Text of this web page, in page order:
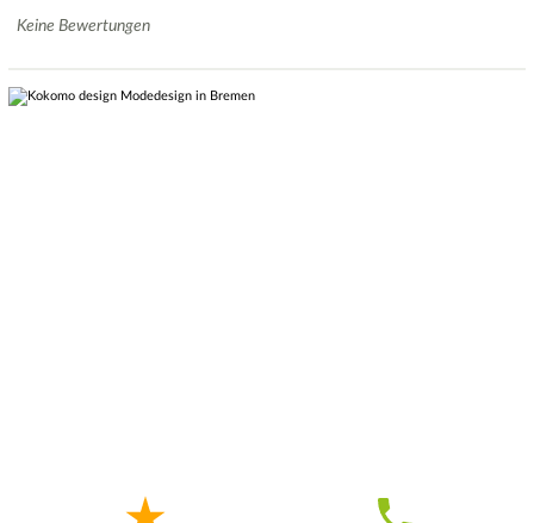
Keine Bewertungen